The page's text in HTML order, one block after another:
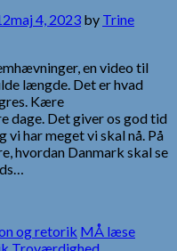
maj 4, 2023 by Trine
en video til
længde. Det er hvad
Kære
dage. Det giver os god tid
har meget vi skal nå. På
hvordan Danmark skal se
og retorik MÅ læse